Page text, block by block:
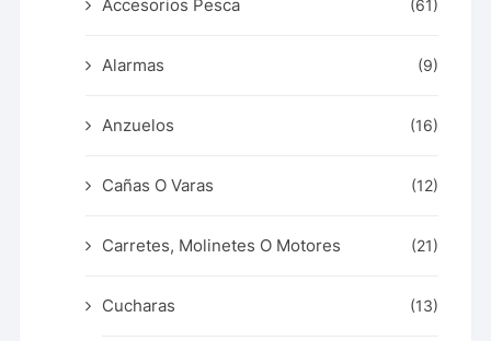
Accesorios Pesca (61)
Alarmas (9)
Anzuelos (16)
Cañas O Varas (12)
Carretes, Molinetes O Motores (21)
Cucharas (13)